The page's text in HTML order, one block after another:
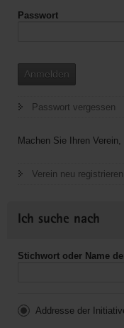
Passwort
Anmelden
Passwort vergessen
Machen Sie Ihren
Verein neu registrieren
Ich suche nach
Stichwort oder Name
Addresse der